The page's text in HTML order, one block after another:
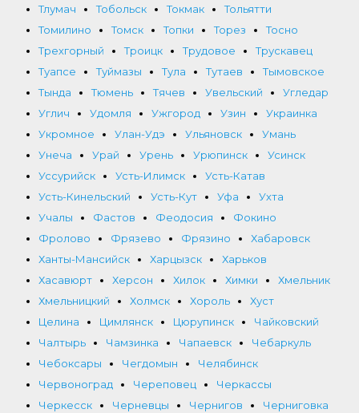
Тлумач
Тобольск Токмак
Тольятти
Томилино
Томск Топки Торез
Тосно
Трехгорный
Троицк Трудовое
Трускавец
Туапсе
Туймазы Тула Тутаев
Тымовское
Тында
Тюмень Тячев Увельский
Угледар
Углич
Удомля Ужгород Узин
Украинка
Укромное
Улан-Удэ Ульяновск
Умань
Унеча
Урай Урень Урюпинск
Усинск
Уссурийск
Усть-Илимск
Усть-Катав
Усть-Кинельский
Усть-Кут Уфа
Ухта
Учалы
Фастов Феодосия
Фокино
Фролово
Фрязево Фрязино
Хабаровск
Ханты-Мансийск
Харцызск
Харьков
Хасавюрт
Херсон Хилок Химки
Хмельник
Хмельницкий
Холмск Хороль
Хуст
Целина
Цимлянск Цюрупинск
Чайковский
Чалтырь
Чамзинка Чапаевск
Чебаркуль
Чебоксары
Чегдомын
Челябинск
Червоноград
Череповец
Черкассы
Черкесск
Черневцы Чернигов
Черниговка